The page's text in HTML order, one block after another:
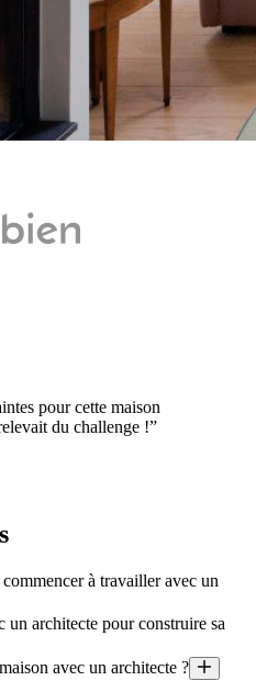
pour cette maison
du challenge !”
à travailler avec un
importantes pour pouvoir
un architecte pour construire sa
: une maison de petite taille peut
avec un architecte ?